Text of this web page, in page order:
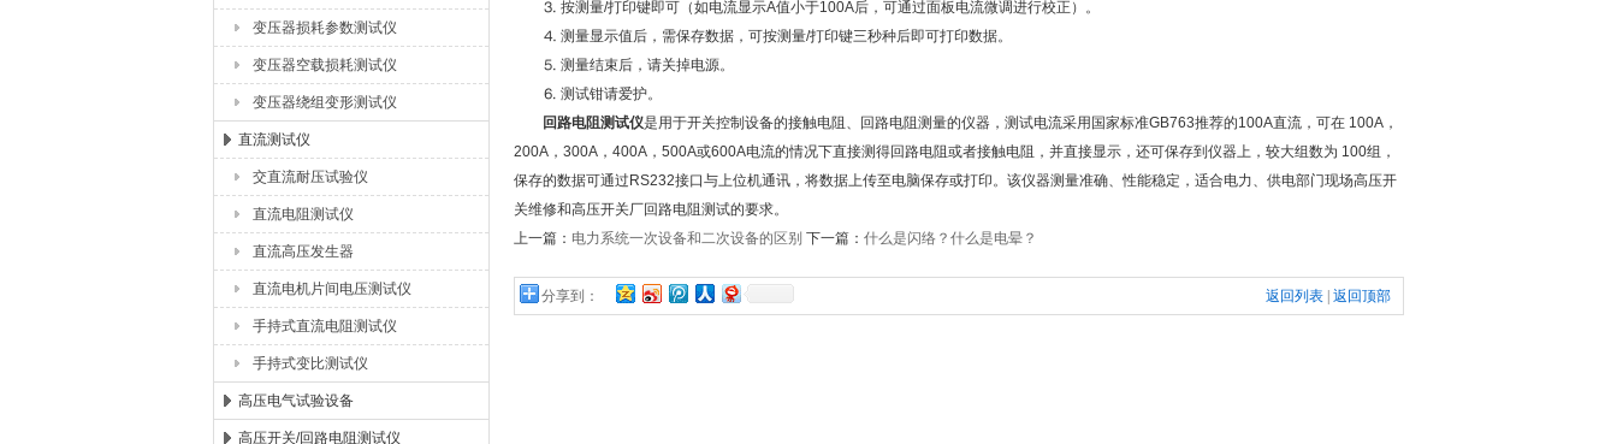
变压器损耗参数测试仪
变压器空载损耗测试仪
变压器绕组变形测试仪
直流测试仪
交直流耐压试验仪
直流电阻测试仪
直流高压发生器
直流电机片间电压测试仪
手持式直流电阻测试仪
手持式变比测试仪
高压电气试验设备
高压开关/回路电阻测试仪
⒊ 按测量/打印键即可（如电流显示A值小于100A后，可通过面板电流微调进行校正）。
⒋ 测量显示值后，需保存数据，可按测量/打印键三秒种后即可打印数据。
⒌ 测量结束后，请关掉电源。
⒍ 测试钳请爱护。
回路电阻测试仪是用于开关控制设备的接触电阻、回路电阻测量的仪器，测试电流采用国家标准GB763推荐的100A直流，可在 100A，
200A，300A，400A，500A或600A电流的情况下直接测得回路电阻或者接触电阻，并直接显示，还可保存到仪器上，较大组数为 100组，
保存的数据可通过RS232接口与上位机通讯，将数据上传至电脑保存或打印。该仪器测量准确、性能稳定，适合电力、供电部门现场高压开
关维修和高压开关厂回路电阻测试的要求。
上一篇： 电力系统一次设备和二次设备的区别 下一篇： 什么是闪络？什么是电晕？
分享到： 返回列表 返回顶部